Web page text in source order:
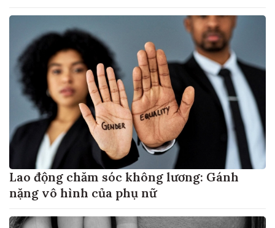
Lao động chăm sóc không lương: Gánh
nặng vô hình của phụ nữ